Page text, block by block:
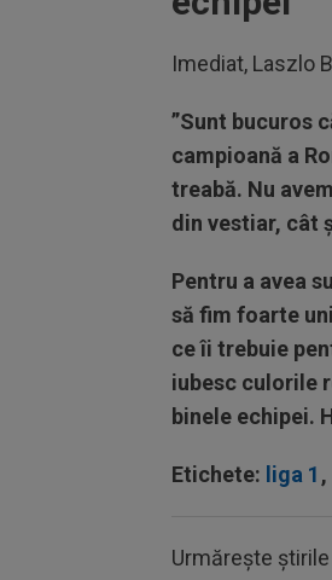
Imediat, Laszlo
”Sunt bucuros
campioană a
treabă. Nu
din vestiar, cât
Pentru a avea
să fim foarte
ce îi trebuie
iubesc culorile
binele echipei.
Etichete: liga 1 ,
Urmărește